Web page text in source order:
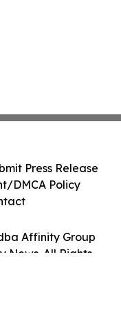
Affinity Group
News. All Rights
Press Release
DMCA Policy